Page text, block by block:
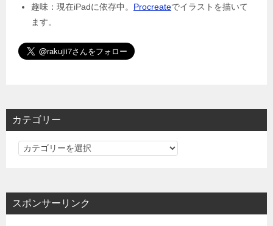
趣味：現在iPadに依存中。 Procreateでイラストを描いて
ます。
カテゴリー
カ
リ
ー
スポンサーリンク